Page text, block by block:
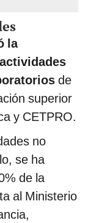
la
de
superior
y CETPRO.
no
se ha
de la
al Ministerio